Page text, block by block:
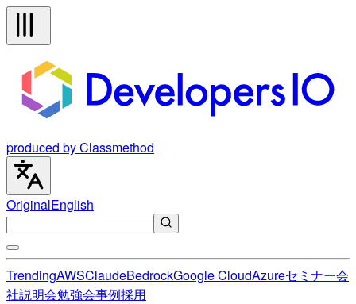
produced by Classmethod
OriginalEnglish
TrendingAWSClaudeBedrockGoogle CloudAzureセミナー会
社説明会勉強会事例採用